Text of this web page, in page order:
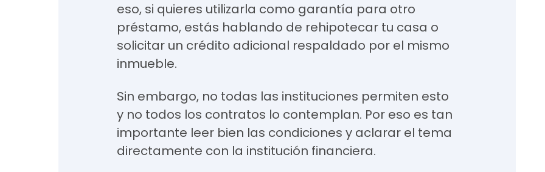
eso, si quieres utilizarla como garantía para otro
préstamo, estás hablando de rehipotecar tu casa o
solicitar un crédito adicional respaldado por el mismo
inmueble.
Sin embargo, no todas las instituciones permiten esto
y no todos los contratos lo contemplan. Por eso es tan
importante leer bien las condiciones y aclarar el tema
directamente con la institución financiera.